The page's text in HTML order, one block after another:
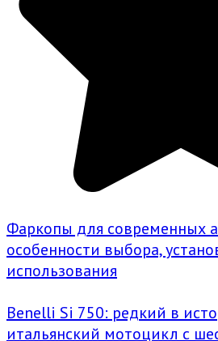
Фаркопы для современных
особенности выбора,
использования
Benelli Si 750: редкий в
итальянский мотоцикл с